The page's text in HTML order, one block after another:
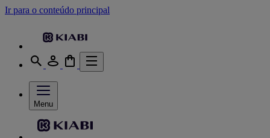
Ir para o conteúdo principal
Menu